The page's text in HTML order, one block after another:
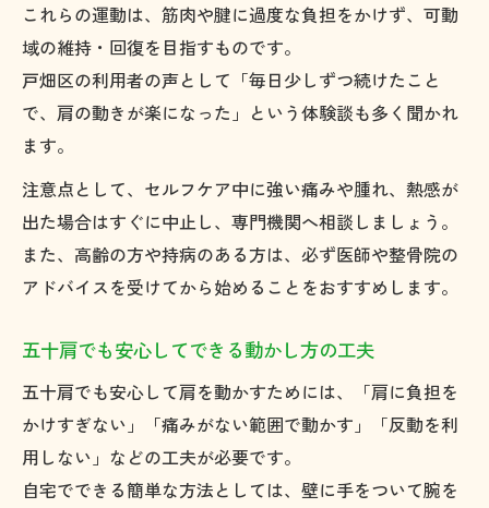
これらの運動は、筋肉や腱に過度な負担をかけず、可動
域の維持・回復を目指すものです。
戸畑区の利用者の声として「毎日少しずつ続けたこと
で、肩の動きが楽になった」という体験談も多く聞かれ
ます。
注意点として、セルフケア中に強い痛みや腫れ、熱感が
出た場合はすぐに中止し、専門機関へ相談しましょう。
また、高齢の方や持病のある方は、必ず医師や整骨院の
アドバイスを受けてから始めることをおすすめします。
五十肩でも安心してできる動かし方の工夫
五十肩でも安心して肩を動かすためには、「肩に負担を
かけすぎない」「痛みがない範囲で動かす」「反動を利
用しない」などの工夫が必要です。
自宅でできる簡単な方法としては、壁に手をついて腕を